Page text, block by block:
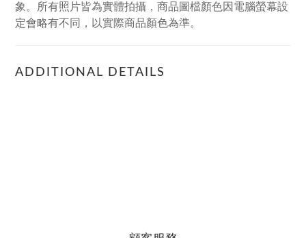
象。所有照片皆為實體拍攝，商品圖檔顏色因電腦螢幕設
定會略有不同，以實際商品顏色為準。
ADDITIONAL DETAILS